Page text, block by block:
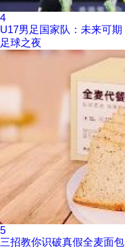
4
U17男足国家队：未来可期
足球之夜
5
三招教你识破真假全麦面包